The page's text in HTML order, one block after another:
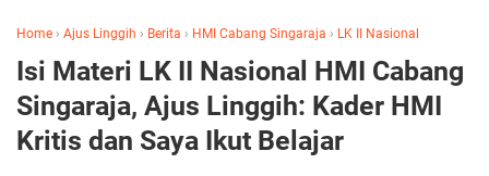
Home › Ajus Linggih › Berita › HMI Cabang Singaraja › LK II Nasional
Isi Materi LK II Nasional HMI Cabang
Singaraja, Ajus Linggih: Kader HMI
Kritis dan Saya Ikut Belajar